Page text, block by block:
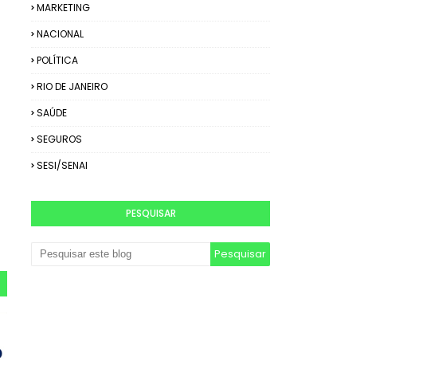
MARKETING
NACIONAL
POLÍTICA
RIO DE JANEIRO
SAÚDE
SEGUROS
SESI/SENAI
PESQUISAR